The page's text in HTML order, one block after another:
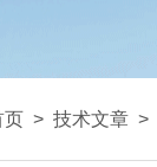
页 > 技术文章 >